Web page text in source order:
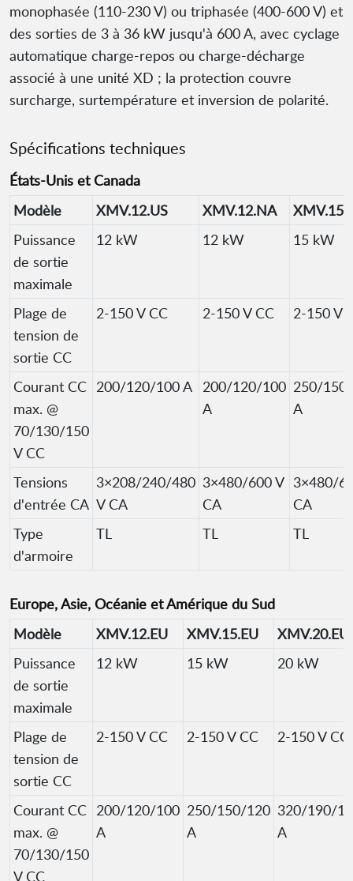
monophasée (110-230 V) ou triphasée (400-600 V) et
des sorties de 3 à 36 kW jusqu'à 600 A, avec cyclage
automatique charge-repos ou charge-décharge
associé à une unité XD ; la protection couvre
surcharge, surtempérature et inversion de polarité.
Spécifications techniques
États-Unis et Canada
Modèle
XMV.12.US XMV.12.NA
Puissance
de sortie
maximale
12 kW 12 kW 15 kW
Plage de
tension de
sortie CC
2-150 V CC 2-150 V CC 2-150 V
Courant CC
max. @
70/130/150
V CC
200/120/100 A 200/120/100
A
250/
A
Tensions
d'entrée CA
3×208/240/480
V CA
3×480/600 V
CA
3×480/
CA
Type
d'armoire
TL TL TL
Europe, Asie, Océanie et Amérique du Sud
Modèle
XMV.12.EU XMV.15.EU
XMV.20.EU
Puissance
de sortie
maximale
12 kW 15 kW 20 kW
Plage de
tension de
sortie CC
2-150 V CC 2-150 V CC 2-150 V CC
Courant CC
max. @
70/130/150
V CC
200/120/100
A
250/150/120
A
320/190/
A